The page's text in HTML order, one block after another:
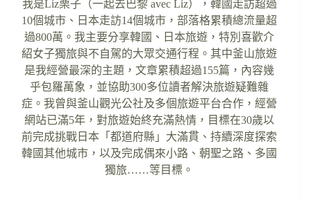
我是Liz栗子（一起去巴黎 avec Liz），韓國走訪超過
10個城市、日本走訪14個城市，部落格累積總流量超
過800萬。我主要分享韓國、日本旅遊，特別喜歡介
紹女子獨旅與不自駕的大眾交通行程。其中釜山旅遊
是我經營最深的主題，文章累積超過155篇，內容幾
乎包羅萬象，並協助300多位讀者解決旅遊疑難雜
症。我曾與釜山觀光公社及多個旅遊平台合作，經營
網站已滿5年，對旅遊始終充滿熱情，目標在30歲以
前完成挑戰日本「都道府縣」大滿貫、持續深度探索
韓國其他城市，以及完成偶來小路、朝聖之路、多國
獨旅……等目標。